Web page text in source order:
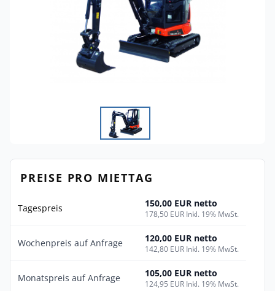
PREISE PRO MIETTAG
Tagespreis 150,00 EUR netto
178,50 EUR Inkl. 19% MwSt.
Wochenpreis auf Anfrage 120,00 EUR netto
142,80 EUR Inkl. 19% MwSt.
Monatspreis auf Anfrage 105,00 EUR netto
124,95 EUR Inkl. 19% MwSt.